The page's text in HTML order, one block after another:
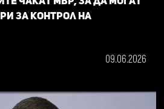
за контрол на
09.06.2026